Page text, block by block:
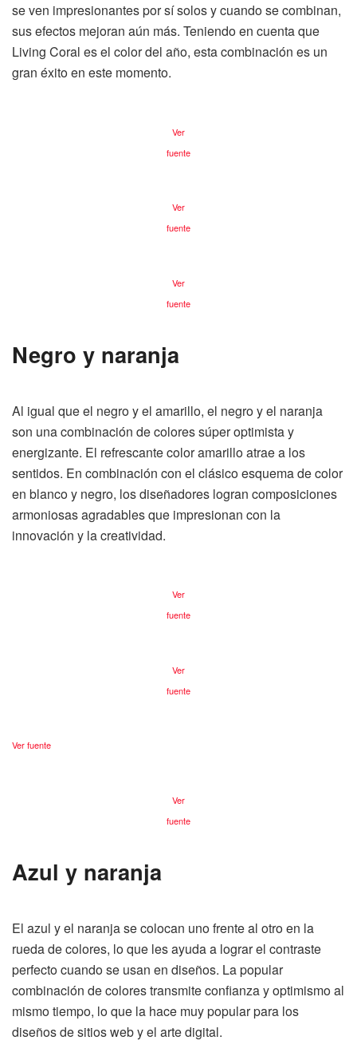
se ven impresionantes por sí solos y cuando se combinan,
sus efectos mejoran aún más. Teniendo en cuenta que
Living Coral es el color del año, esta combinación es un
gran éxito en este momento.
Ver
fuente
Ver
fuente
Ver
fuente
Negro y naranja
Al igual que el negro y el amarillo, el negro y el naranja
son una combinación de colores súper optimista y
energizante. El refrescante color amarillo atrae a los
sentidos. En combinación con el clásico esquema de color
en blanco y negro, los diseñadores logran composiciones
armoniosas agradables que impresionan con la
innovación y la creatividad.
Ver
fuente
Ver
fuente
Ver fuente
Ver
fuente
Azul y naranja
El azul y el naranja se colocan uno frente al otro en la
rueda de colores, lo que les ayuda a lograr el contraste
perfecto cuando se usan en diseños. La popular
combinación de colores transmite confianza y optimismo al
mismo tiempo, lo que la hace muy popular para los
diseños de sitios web y el arte digital.